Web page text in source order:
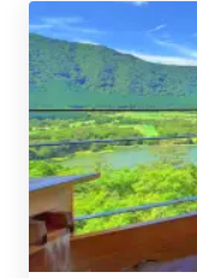
Room
15:15
露天風呂付き
深緑を望む広